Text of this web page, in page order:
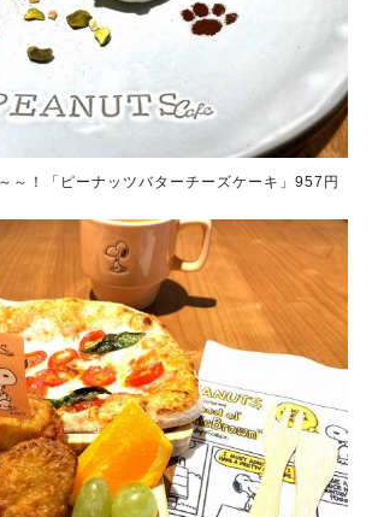
～！「ピーナッツバターチーズケーキ」957円